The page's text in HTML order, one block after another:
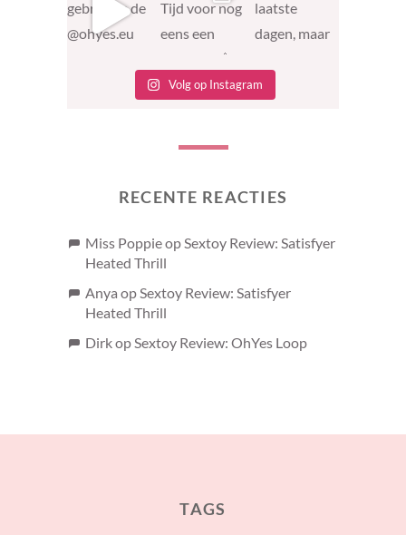
Volg op Instagram
RECENTE REACTIES
Miss PoppieopSextoy Review: Satisfyer
Heated Thrill
Anya opSextoy Review: Satisfyer
Heated Thrill
DirkopSextoy Review: OhYes Loop
TAGS